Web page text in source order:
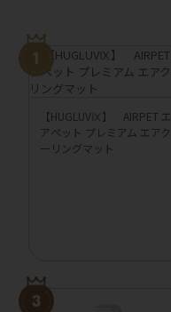
【HUGLUVⅨ】 AIRPET エ
アペット プレミアム エアク
ーリングマット